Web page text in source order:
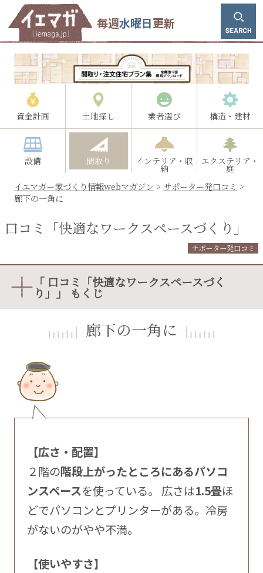
毎週水曜日更新
資金計画 土地探し 業者選び 構造・建材
設備 間取り インテリア・収
納
エクステリア・
庭
イエマガー家づくり情報webマガジン > サポーター発口コミ >
廊下の一角に
口コミ「快適なワークスペースづくり」
サポーター発口コミ
「 口コミ「快適なワークスペースづく
り」」 もくじ
廊下の一角に
【広さ・配置】
２階の階段上がったところにあるパソコ
ンスペースを使っている。 広さは1.5畳ほ
どでパソコンとプリンターがある。冷房
がないのがやや不満。
【使いやすさ】